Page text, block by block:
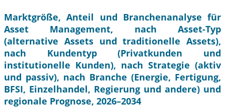
Marktgröße, Anteil und Branchenanalyse für
Asset Management, nach Asset-Typ
(alternative Assets und traditionelle Assets),
nach Kundentyp (Privatkunden und
institutionelle Kunden), nach Strategie (aktiv
und passiv), nach Branche (Energie, Fertigung,
BFSI, Einzelhandel, Regierung und andere) und
regionale Prognose, 2026–2034